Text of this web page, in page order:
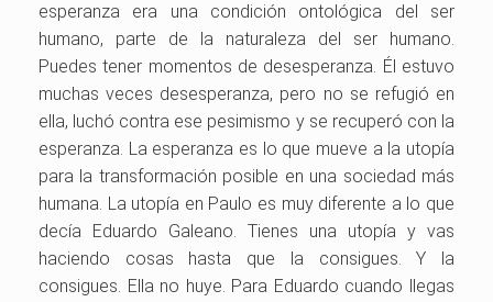
esperanza era una condición ontológica del ser
humano, parte de la naturaleza del ser humano.
Puedes tener momentos de desesperanza. Él estuvo
muchas veces desesperanza, pero no se refugió en
ella, luchó contra ese pesimismo y se recuperó con la
esperanza. La esperanza es lo que mueve a la utopía
para la transformación posible en una sociedad más
humana. La utopía en Paulo es muy diferente a lo que
decía Eduardo Galeano. Tienes una utopía y vas
haciendo cosas hasta que la consigues. Y la
consigues. Ella no huye. Para Eduardo cuando llegas